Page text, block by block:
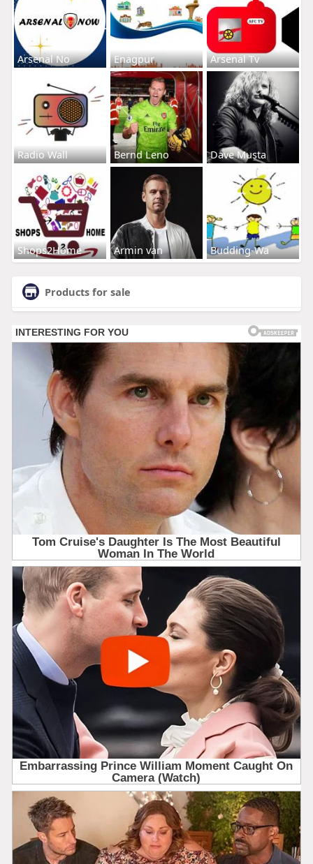
Arsenal No Enagpur Arsenal Tv
Radio Wall Bernd Leno Dave Musta
Shops2Home Armin van Budding-Wa
Products for sale